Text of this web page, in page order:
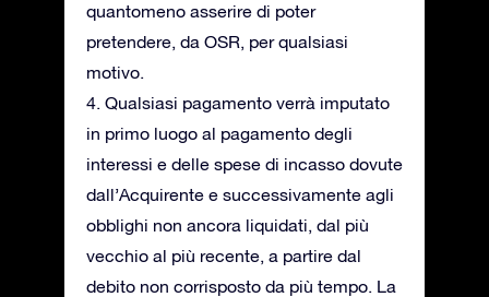
quantomeno asserire di poter
pretendere, da OSR, per qualsiasi
motivo.
4. Qualsiasi pagamento verrà imputato
in primo luogo al pagamento degli
interessi e delle spese di incasso dovute
dall’Acquirente e successivamente agli
obblighi non ancora liquidati, dal più
vecchio al più recente, a partire dal
debito non corrisposto da più tempo. La